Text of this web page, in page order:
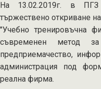
На 13.02.2019г. в
тържествено откриване
"Учебно тренировъчна
съвременен метод
предприемачество,
администрация под
реална фирма.